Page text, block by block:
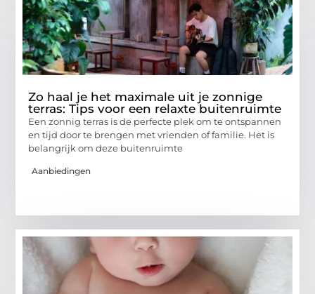
Zo haal je het maximale uit je zonnige
terras: Tips voor een relaxte buitenruimte
Een zonnig terras is de perfecte plek om te ontspannen
en tijd door te brengen met vrienden of familie. Het is
belangrijk om deze buitenruimte
Aanbiedingen